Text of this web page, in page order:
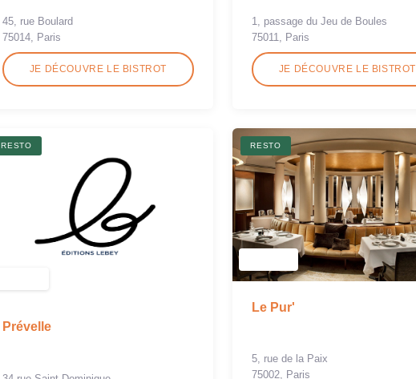
45, rue Boulard
75014, Paris
JE DÉCOUVRE LE BISTROT
1, passage du Jeu de Boules
75011, Paris
JE DÉCOUVRE LE BISTROT
RESTO
Prévelle
RESTO
Le Pur'
5, rue de la Paix
75002, Paris